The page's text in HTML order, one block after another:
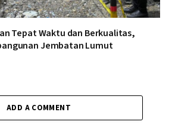
Tepat Waktu dan Berkualitas,
Jembatan Lumut
ADD A COMMENT